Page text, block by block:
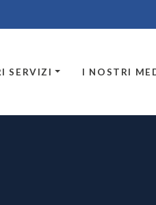
SERVIZI I NOSTRI